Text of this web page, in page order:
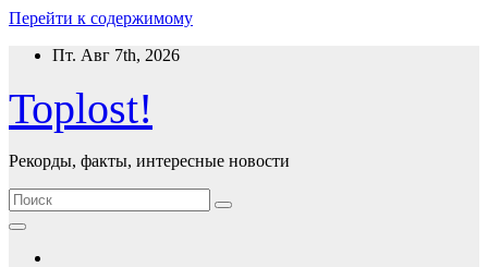
Перейти к содержимому
Пт. Авг 7th, 2026
Toplost!
Рекорды, факты, интересные новости